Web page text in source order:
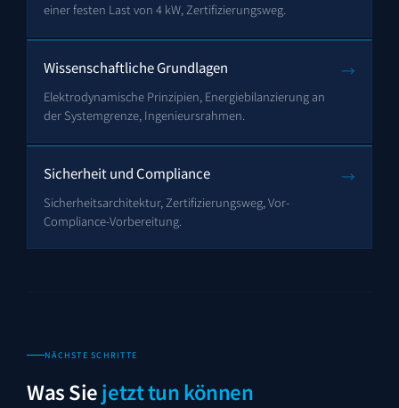
einer festen Last von 4 kW, Zertifizierungsweg.
Wissenschaftliche Grundlagen
Elektrodynamische Prinzipien, Energiebilanzierung an
der Systemgrenze, Ingenieurs­rahmen.
→
Sicherheit und Compliance
Sicherheits­architektur, Zertifizierungsweg, Vor-
Compliance-Vorbereitung.
→
NÄCHSTE SCHRITTE
Was Siejetzt tun können